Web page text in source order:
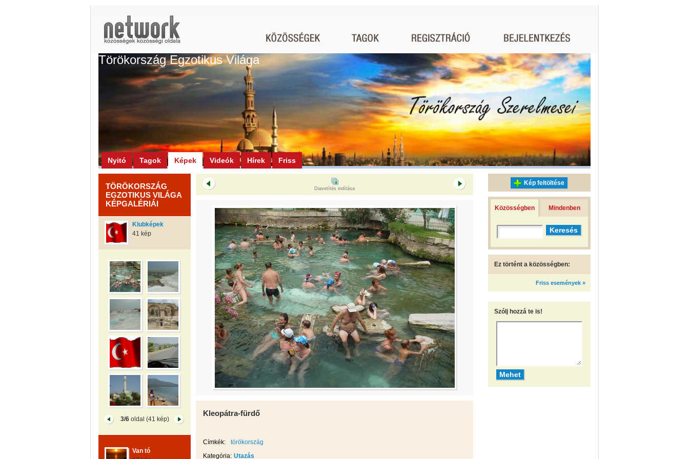
Törökország Egzotikus Világa
Nyitó Tagok Képek Videók Hírek Friss
TÖRÖKORSZÁG
EGZOTIKUS VILÁGA
KÉPGALÉRIÁI
Klubképek
41 kép
3/6oldal (41 kép)
Van tó
Diavetítés indítása
Kleopátra-fürdő
Címkék:
törökország
Kategória: Utazás
Kép feltöltése
Közösségben Mindenben
Ez történt a közösségben:
Friss események »
Szólj hozzá te is!